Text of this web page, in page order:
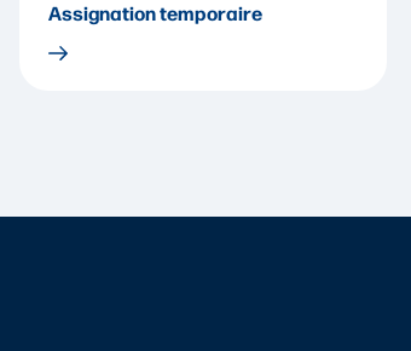
Assignation temporaire